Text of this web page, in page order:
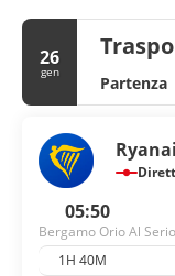
26
gen
Partenza
05:50
Bergamo Orio Al Serio
1H 40M